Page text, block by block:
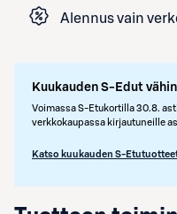
Alennus vain
Kuukauden S-Edut
Voimassa S-Etukortilla 30.8.
verkkokaupassa kirjautuneille
Katso kuukauden S-